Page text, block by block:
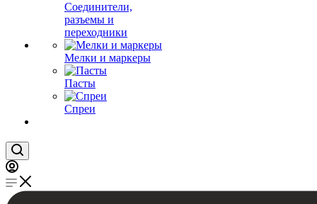
Соединители,
разъемы и
переходники
Мелки и маркеры
Пасты
Спреи